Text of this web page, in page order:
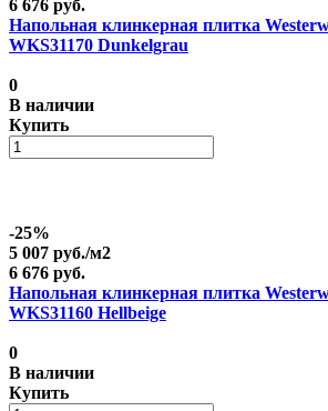
6 676 руб.
Напольная клинкерная плитка
WKS31170 Dunkelgrau
0
В наличии
Купить
-25%
5 007 руб./м2
6 676 руб.
Напольная клинкерная плитка
WKS31160 Hellbeige
0
В наличии
Купить